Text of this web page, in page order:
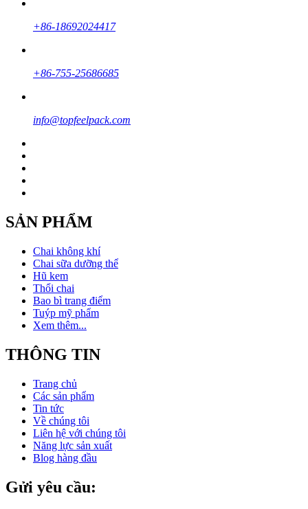
+86-18692024417
+86-755-25686685
info@topfeelpack.com
SẢN PHẨM
Chai không khí
Chai sữa dưỡng thể
Hũ kem
Thổi chai
Bao bì trang điểm
Tuýp mỹ phẩm
Xem thêm...
THÔNG TIN
Trang chủ
Các sản phẩm
Tin tức
Về chúng tôi
Liên hệ với chúng tôi
Năng lực sản xuất
Blog hàng đầu
Gửi yêu cầu: